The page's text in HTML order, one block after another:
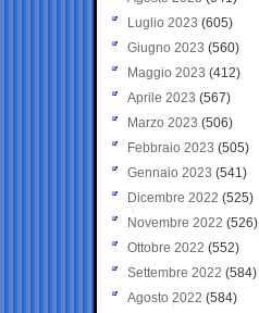
Luglio 2023 (605)
Giugno 2023 (560)
Maggio 2023 (412)
Aprile 2023 (567)
Marzo 2023 (506)
Febbraio 2023 (505)
Gennaio 2023 (541)
Dicembre 2022 (525)
Novembre 2022 (526)
Ottobre 2022 (552)
Settembre 2022 (584)
Agosto 2022 (584)